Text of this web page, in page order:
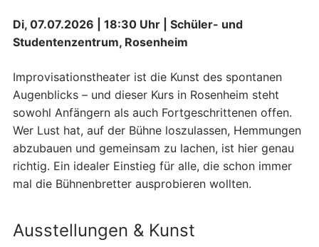
Di, 07.07.2026 | 18:30 Uhr | Schüler- und
Studentenzentrum, Rosenheim
Improvisationstheater ist die Kunst des spontanen
Augenblicks – und dieser Kurs in Rosenheim steht
sowohl Anfängern als auch Fortgeschrittenen offen.
Wer Lust hat, auf der Bühne loszulassen, Hemmungen
abzubauen und gemeinsam zu lachen, ist hier genau
richtig. Ein idealer Einstieg für alle, die schon immer
mal die Bühnenbretter ausprobieren wollten.
Ausstellungen & Kunst